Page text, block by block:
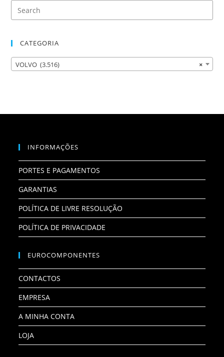
CATEGORIA
×
VOLVO (3.516)
INFORMAÇÕES
PORTES E PAGAMENTOS
GARANTIAS
POLÍTICA DE LIVRE RESOLUÇÃO
POLÍTICA DE PRIVACIDADE
EUROCOMPONENTES
CONTACTOS
EMPRESA
A MINHA CONTA
LOJA